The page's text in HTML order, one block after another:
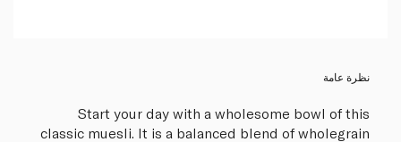
نظرة عامة
Start your day with a wholesome bowl of this
classic muesli. It is a balanced blend of wholegrain